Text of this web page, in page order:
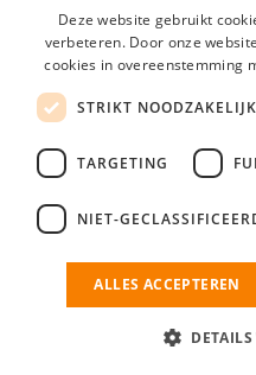
E-mail*
Wachtwoord
login gegevens onthouden
login
Bedrijf aanmelden
nieuwe collega/werknemer zo
Deze website gebruikt
verbeteren. Door onze
cookies in overeenstemming
STRIKT NOODZAKELIJK
TARGETING
NIET-
ALLES ACCEPTEREN
DETAILS